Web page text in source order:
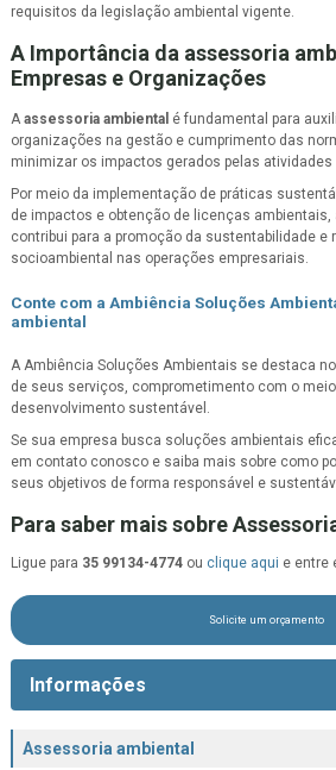
requisitos da legislação ambiental vigente.
A Importância da assessoria
Empresas e Organizações
A assessoria ambiental é fundamental para
organizações na gestão e cumprimento das
minimizar os impactos gerados pelas atividades
Por meio da implementação de práticas
de impactos e obtenção de licenças ambientais,
contribui para a promoção da sustentabilidade e
socioambiental nas operações empresariais.
Conte com a Ambiência Soluções
ambiental
A Ambiência Soluções Ambientais se destaca
de seus serviços, comprometimento com o
desenvolvimento sustentável.
Se sua empresa busca soluções ambientais
em contato conosco e saiba mais sobre como
seus objetivos de forma responsável e
Para saber mais sobre
Ligue para 35 99134-4774 ou clique aqui e entre
Solicite um orçamento
Informações
Assessoria ambiental